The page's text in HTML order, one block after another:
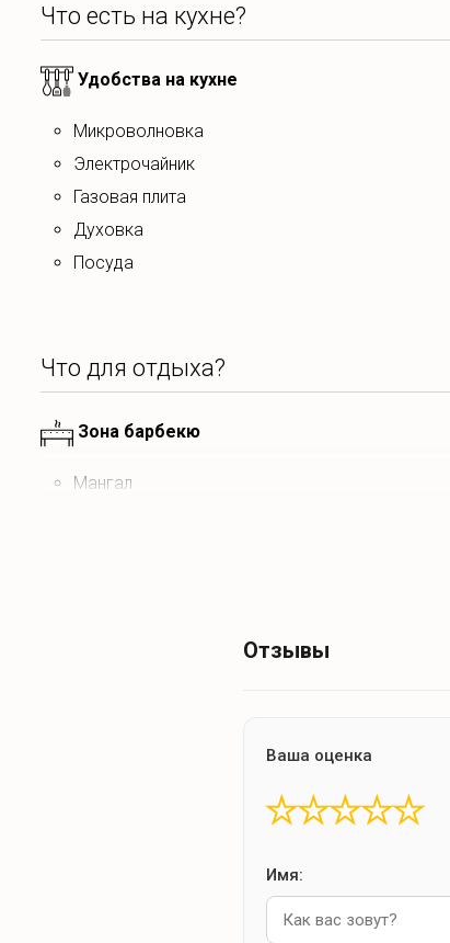
Что есть на кухне?
Удобства на кухне
Микроволновка
Электрочайник
Газовая плита
Духовка
посуда
Что для отдыха?
Зона барбекю
Мангал
Отзывы
Ваша оценка
★
★
★
★
★
Имя: